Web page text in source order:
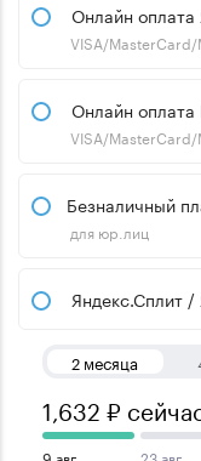
Онлайн
VISA/
Онлайн
VISA/
Безналичный
для юр.лиц
Яндекс.Сплит
2 месяца
1,632 ₽